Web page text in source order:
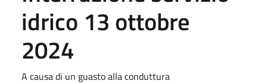
idrico 13 ottobre
2024
A causa di un guasto alla conduttura